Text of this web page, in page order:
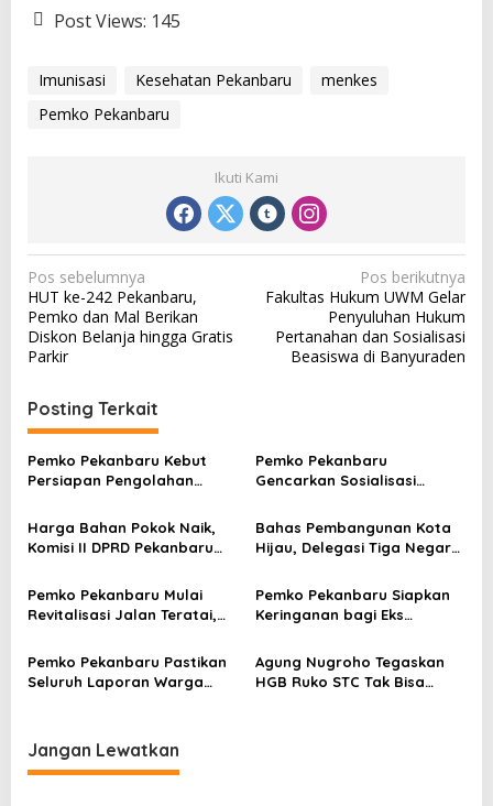
Post Views: 145
Imunisasi Kesehatan Pekanbaru
menkes
Pemko Pekanbaru
Ikuti Kami
N
a
v
i
g
a
s
i
p
o
s
Pos sebelumnya
HUT ke-242 Pekanbaru,
Pemko dan Mal Berikan
Diskon Belanja hingga Gratis
Parkir
Pos berikutnya
Fakultas Hukum UWM Gelar
Penyuluhan Hukum
Pertanahan dan Sosialisasi
Beasiswa di Banyuraden
Posting Terkait
Pemko Pekanbaru Kebut
Persiapan Pengolahan
TPA Muara Fajar II
Pemko Pekanbaru
Gencarkan Sosialisasi
Kalangan Pelajar
Harga Bahan Pokok Naik,
Komisi II DPRD Pekanbaru
Ketahanan Pangan
Bahas Pembangunan Kota
Hijau, Delegasi Tiga Negara
Pemko Pekanbaru Mulai
Revitalisasi Jalan Teratai,
Prioritas
Pemko Pekanbaru Siapkan
Keringanan bagi Eks
Pemko Pekanbaru Pastikan
Seluruh Laporan Warga
Agung Nugroho Tegaskan
HGB Ruko STC Tak Bisa
Jangan Lewatkan